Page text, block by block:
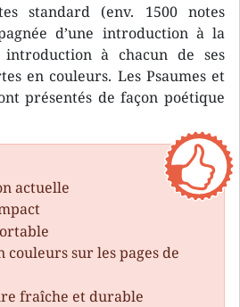
standard (env. 1500 notes
d’une introduction à la
introduction à chacun de ses
en couleurs. Les Psaumes et
présentés de façon poétique
actuelle
couleurs sur les pages de
fraîche et durable